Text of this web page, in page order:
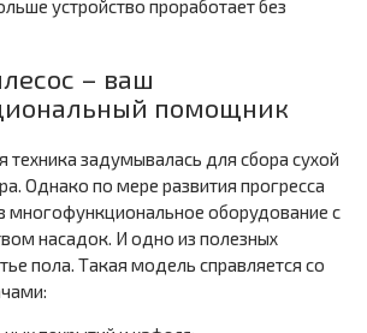
устройство проработает без
– ваш
помощник
техника задумывалась для сбора сухой
Однако по мере развития прогресса
многофункциональное оборудование с
насадок. И одно из полезных
пола. Такая модель справляется со